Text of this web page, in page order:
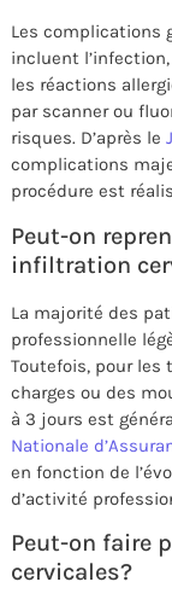
Les complications
incluent
les réactions
par scanner ou
risques. D’après le
complications
procédure est
Peut-on
infiltration
La majorité des
professionnelle
Toutefois, pour
charges ou des
à 3 jours est
Nationale
en fonction de
d’activité
Peut-on faire
cervicales?